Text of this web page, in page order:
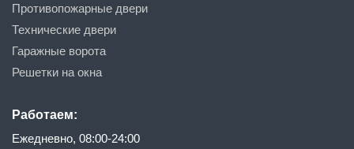
Противопожарные двери
Технические двери
Гаражные ворота
Решетки на окна
Работаем:
Ежедневно, 08:00-24:00